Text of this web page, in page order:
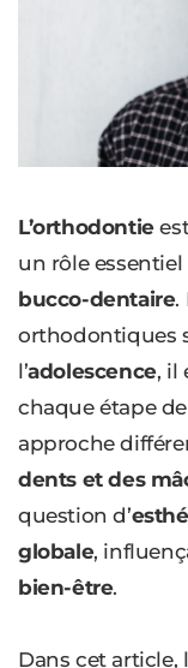
L’orthodontie
un rôle
bucco-dentaire.
orthodontiques
l’adolescence, il
chaque étape
approche
dents et des
question d’
globale,
bien-être.
Dans cet article,